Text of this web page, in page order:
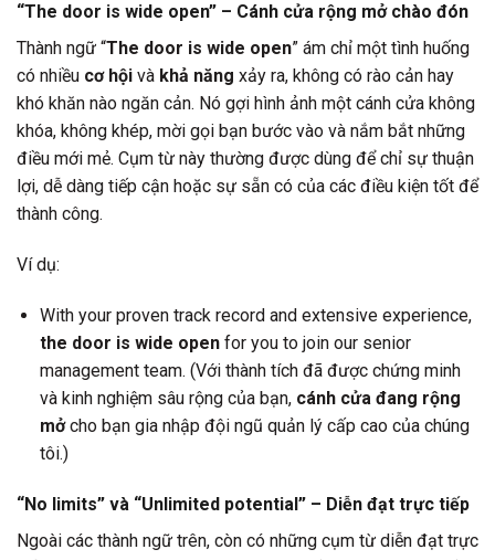
“The door is wide open” – Cánh cửa rộng mở chào đón
Thành ngữ “The door is wide open” ám chỉ một tình huống
có nhiều cơ hội và khả năng xảy ra, không có rào cản hay
khó khăn nào ngăn cản. Nó gợi hình ảnh một cánh cửa không
khóa, không khép, mời gọi bạn bước vào và nắm bắt những
điều mới mẻ. Cụm từ này thường được dùng để chỉ sự thuận
lợi, dễ dàng tiếp cận hoặc sự sẵn có của các điều kiện tốt để
thành công.
Ví dụ:
With your proven track record and extensive experience,
the door is wide openfor you to join our senior
management team. (Với thành tích đã được chứng minh
và kinh nghiệm sâu rộng của bạn, cánh cửa đang rộng
mởcho bạn gia nhập đội ngũ quản lý cấp cao của chúng
tôi.)
“No limits” và “Unlimited potential” – Diễn đạt trực tiếp
Ngoài các thành ngữ trên, còn có những cụm từ diễn đạt trực